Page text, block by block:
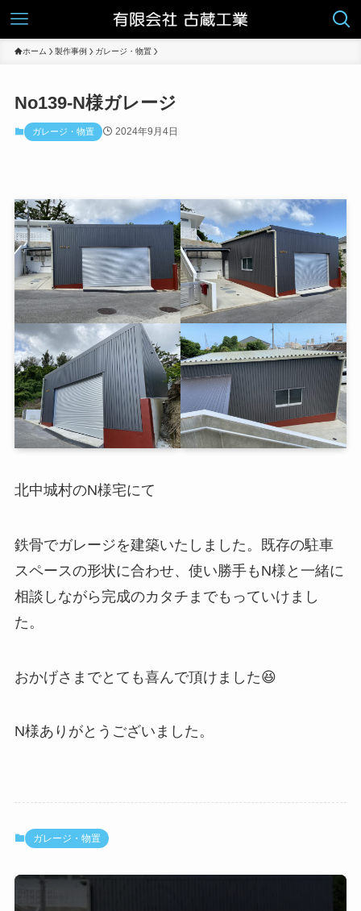
ホーム 製作事例 ガレージ・物置
No139-N様ガレージ
ガレージ・物置 2024年9月4日
北中城村のN様宅にて
鉄骨でガレージを建築いたしました。既存の駐車
スペースの形状に合わせ、使い勝手もN様と一緒に
相談しながら完成のカタチまでもっていけまし
た。
おかげさまでとても喜んで頂けました😆
N様ありがとうございました。
ガレージ・物置